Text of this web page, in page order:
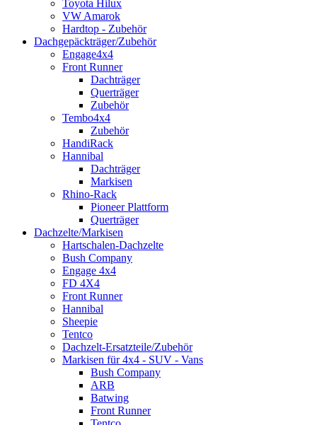
Toyota Hilux
VW Amarok
Hardtop - Zubehör
Dachgepäckträger/Zubehör
Engage4x4
Front Runner
Dachträger
Querträger
Zubehör
Tembo4x4
Zubehör
HandiRack
Hannibal
Dachträger
Markisen
Rhino-Rack
Pioneer Plattform
Querträger
Dachzelte/Markisen
Hartschalen-Dachzelte
Bush Company
Engage 4x4
FD 4X4
Front Runner
Hannibal
Sheepie
Tentco
Dachzelt-Ersatzteile/Zubehör
Markisen für 4x4 - SUV - Vans
Bush Company
ARB
Batwing
Front Runner